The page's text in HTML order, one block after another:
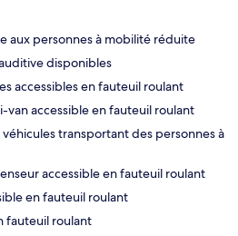
aux personnes à mobilité réduite
disponibles
accessibles en fauteuil roulant
van accessible en fauteuil roulant
transportant des personnes à
accessible en fauteuil roulant
en fauteuil roulant
fauteuil roulant